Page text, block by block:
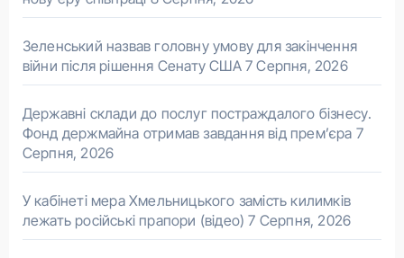
Зеленський назвав головну умову для закінчення
війни після рішення Сенату США 7 Серпня, 2026
Державні склади до послуг постраждалого бізнесу.
Фонд держмайна отримав завдання від прем’єра 7
Серпня, 2026
У кабінеті мера Хмельницького замість килимків
лежать російські прапори (відео) 7 Серпня, 2026